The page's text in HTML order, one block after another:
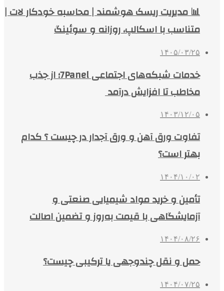
📊 مدیریت ریسک هوشمند | محاسبه خودکار لات |
متناسب با اسکالپ، روزانه و سوئینگ
۱۴۰۵/۰۳/۲۵
خدمات شبکه‌های اجتماعی 7Panel؛ از جذب
مخاطب تا افزایش درآمد
۱۴۰۳/۱۲/۰۵
تفاوت ورق آهن و ورق آجدار در چیست ؟ کدام
بهتر است؟
۱۴۰۴/۱۰/۰۲
تأمین و خرید مواد شیمیایی صنعتی و
آزمایشگاهی با قیمت به‌روز و تضمین اصالت
۱۴۰۴/۰۸/۲۶
حمل و نقل چندوجهی یا ترکیبی چیست؟
۱۴۰۴/۰۷/۲۵